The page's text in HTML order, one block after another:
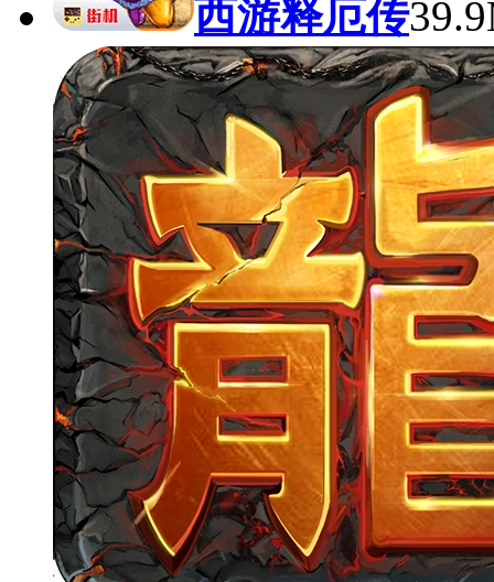
西游释厄传